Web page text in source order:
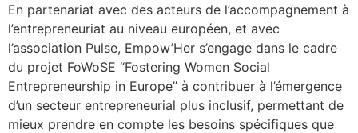
En partenariat avec des acteurs de l’accompagnement à
l’entrepreneuriat au niveau européen, et avec
l’association Pulse, Empow’Her s’engage dans le cadre
du projet FoWoSE “Fostering Women Social
Entrepreneurship in Europe” à contribuer à l’émergence
d’un secteur entrepreneurial plus inclusif, permettant de
mieux prendre en compte les besoins spécifiques que